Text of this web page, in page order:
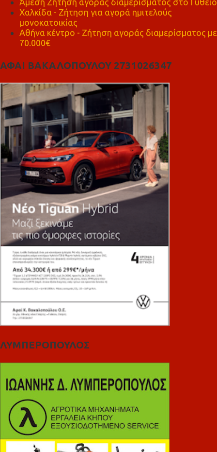
Χαλκίδα - Ζήτηση για αγορά ημιτελούς
μονοκατοικίας
Αθήνα κέντρο - Ζήτηση αγοράς διαμερίσματος με
70.000€
ΑΦΑΙ ΒΑΚΑΛΟΠΟΥΛΟΥ 2731026347
ΛΥΜΠΕΡΟΠΟΥΛΟΣ